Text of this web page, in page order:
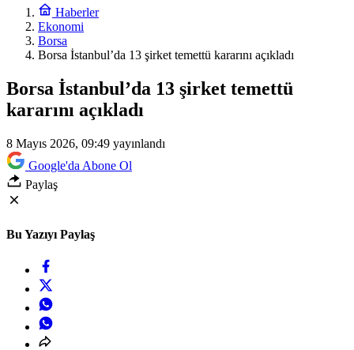
Haberler
Ekonomi
Borsa
Borsa İstanbul’da 13 şirket temettü kararını açıkladı
Borsa İstanbul’da 13 şirket temettü
kararını açıkladı
8 Mayıs 2026, 09:49 yayınlandı
Google'da Abone Ol
Paylaş
Bu Yazıyı Paylaş